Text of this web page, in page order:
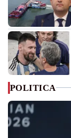
POLITICA